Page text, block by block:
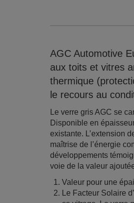
AGC Automotive
aux toits et vitres
thermique
le recours au
Le verre gris AGC se
Disponible en
existante. L’extension
maîtrise de l’énergie
développements
voie de la valeur
Valeur pour une
Le Facteur Solaire